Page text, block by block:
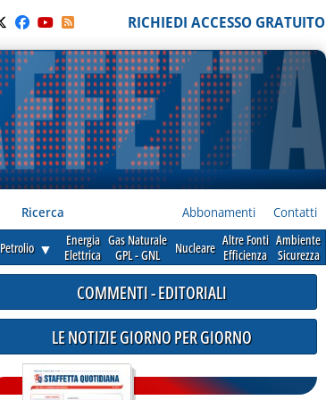
RICHIEDI ACCESSO GRATUITO
Ricerca Abbonamenti Contatti
Petrolio ▼
Energia
Elettrica
Gas Naturale
GPL - GNL
Nucleare Altre Fonti
Efficienza
Ambiente
Sicurezza
COMMENTI - EDITORIALI
LE NOTIZIE GIORNO PER GIORNO